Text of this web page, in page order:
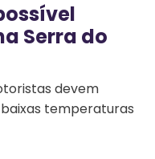
Serra do
devem
temperaturas